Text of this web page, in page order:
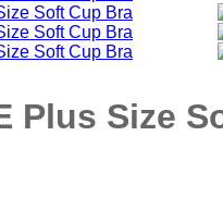
Plus Size